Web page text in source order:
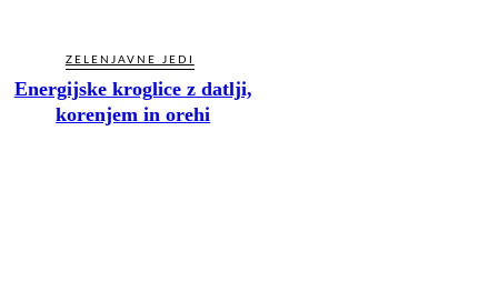
ZELENJAVNE JEDI
Energijske kroglice z datlji,
korenjem in orehi